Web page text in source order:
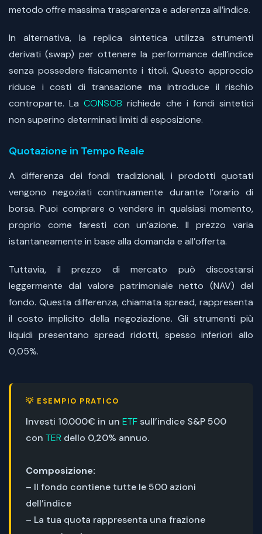
metodo offre massima trasparenza e aderenza all’indice.
In alternativa, la replica sintetica utilizza strumenti
derivati (swap) per ottenere la performance dell’indice
senza possedere fisicamente i titoli. Questo approccio
riduce i costi di transazione ma introduce il rischio
controparte. LaCONSOB richiede che i fondi sintetici
non superino determinati limiti di esposizione.
Quotazione in Tempo Reale
A differenza dei fondi tradizionali, i prodotti quotati
vengono negoziati continuamente durante l’orario di
borsa. Puoi comprare o vendere in qualsiasi momento,
proprio come faresti con un’azione. Il prezzo varia
istantaneamente in base alla domanda e all’offerta.
Tuttavia, il prezzo di mercato può discostarsi
leggermente dal valore patrimoniale netto (NAV) del
fondo. Questa differenza, chiamata spread, rappresenta
il costo implicito della negoziazione. Gli strumenti più
liquidi presentano spread ridotti, spesso inferiori allo
0,05%.
💡 ESEMPIO PRATICO
Investi 10.000€ in un ETFsull’indice S&P 500
con TER dello 0,20% annuo.
Composizione:
– Il fondo contiene tutte le 500 azioni
dell’indice
– La tua quota rappresenta una frazione